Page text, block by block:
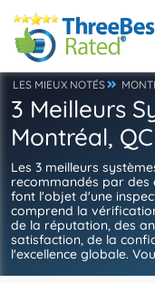
LES MIEUX NOTÉS
3 Meilleurs
Montréal, QC
Les 3 meilleurs
recommandés par des
font l'objet d'une
comprend la
de la réputation, des
satisfaction, de la
l'excellence globale.